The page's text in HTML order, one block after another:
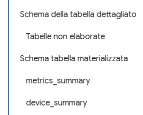
Schema della tabella dettagliato
Tabelle non elaborate
Schema tabella materializzata
metrics_summary
device_summary